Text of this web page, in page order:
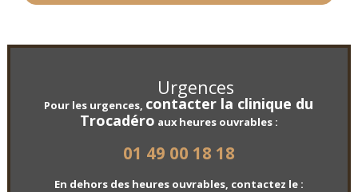
Urgences
Pour les urgences, contacter la clinique du
Trocadéro aux heures ouvrables :
01 49 00 18 18
En dehors des heures ouvrables, contactez le :